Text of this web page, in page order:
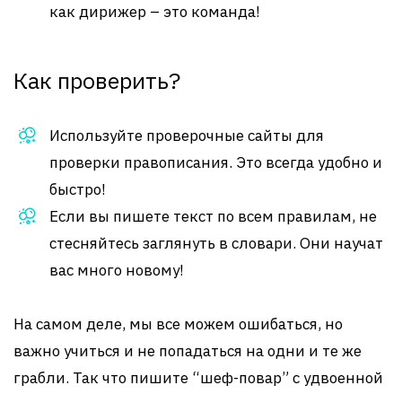
как дирижер – это команда!
Как проверить?
Используйте проверочные сайты для
проверки правописания. Это всегда удобно и
быстро!
Если вы пишете текст по всем правилам, не
стесняйтесь заглянуть в словари. Они научат
вас много новому!
На самом деле, мы все можем ошибаться, но
важно учиться и не попадаться на одни и те же
грабли. Так что пишите “шеф-повар” с удвоенной